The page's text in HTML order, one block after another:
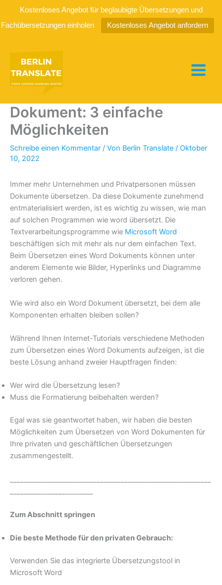
Kostenloses Angebot für beglaubigte Übersetzungen und
Fachübersetzungen einholen
Kostenloses Angebot anfordern
springen
Dokument: 3 einfache
Möglichkeiten
Schreibe einen Kommentar / Von Berlin Translate / Oktober
10, 2022
Immer mehr Unternehmen und Privatpersonen müssen
Dokumente übersetzen. Da diese Dokumente zunehmend
entmaterialisiert werden, ist es wichtig zu wissen, wie man
auf solchen Programmen wie word übersetzt. Die
Textverarbeitungsprogramme wie Microsoft Word
beschäftigen sich mit mehr als nur dem einfachen Text.
Beim Übersetzen eines Word Dokuments können unter
anderem Elemente wie Bilder, Hyperlinks und Diagramme
verloren gehen.
Wie wird also ein Word Dokument übersetzt, bei dem alle
Komponenten erhalten bleiben sollen?
Während Ihnen Internet-Tutorials verschiedene Methoden
zum Übersetzen eines Word Dokuments aufzeigen, ist die
beste Lösung anhand zweier Hauptfragen finden:
Wer wird die Übersetzung lesen?
Muss die Formatierung beibehalten werden?
Egal was sie geantwortet haben, wir haben die besten
Möglichkeiten zum Übersetzen von Word Dokumenten für
Ihre privaten und geschäftlichen Übersetzungen
zusammengestellt.
Zum Abschnitt springen
Die beste Methode für den privaten Gebrauch:
Verwenden Sie das integrierte Übersetzungstool in
Microsoft Word